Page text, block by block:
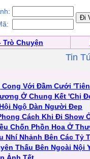
Trò Chuyện
Tin
Với Đầm Cưới
Ở Chung Kết 'Chị
Ngộ Dàn Người Đẹp
Cách Khi Đi Show
Chốn Phồn Hoa Ở
Nhí Nhảnh Bên Các Tỷ
Thấu Bên Ngoài Nội